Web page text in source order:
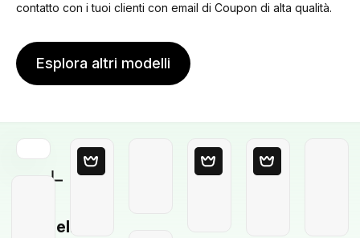
contatto con i tuoi clienti con email di Coupon di alta qualità.
Esplora altri modelli
Modello